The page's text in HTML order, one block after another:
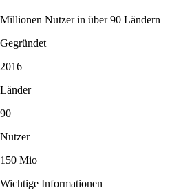
Millionen Nutzer in über 90 Ländern
Gegründet
2016
Länder
90
Nutzer
150 Mio
Wichtige Informationen